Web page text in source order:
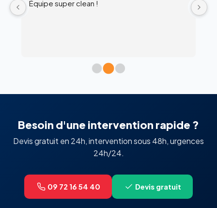
Équipe super clean !
Besoin d'une intervention rapide ?
Devis gratuit en 24h, intervention sous 48h, urgences
24h/24.
09 72 16 54 40 Devis gratuit